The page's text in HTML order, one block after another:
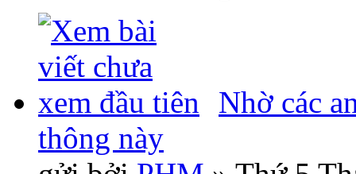
Nhờ các
thông này